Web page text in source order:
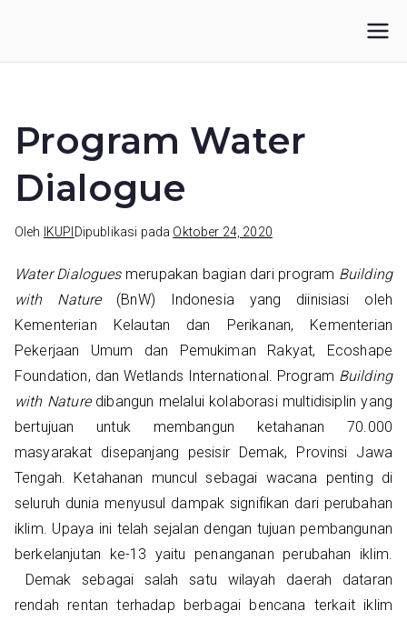
konten
IKUPI
Program Water
Dialogue
Oleh IKUPI Dipublikasi pada Oktober 24, 2020
Water Dialoguesmerupakan bagian dari program Building
with Nature(BnW) Indonesia yang diinisiasi oleh
Kementerian Kelautan dan Perikanan, Kementerian
Pekerjaan Umum dan Pemukiman Rakyat, Ecoshape
Foundation, dan Wetlands International. Program Building
with Naturedibangun melalui kolaborasi multidisiplin yang
bertujuan untuk membangun ketahanan 70.000
masyarakat disepanjang pesisir Demak, Provinsi Jawa
Tengah. Ketahanan muncul sebagai wacana penting di
seluruh dunia menyusul dampak signifikan dari perubahan
iklim. Upaya ini telah sejalan dengan tujuan pembangunan
berkelanjutan ke-13 yaitu penanganan perubahan iklim.
Demak sebagai salah satu wilayah daerah dataran
rendah rentan terhadap berbagai bencana terkait iklim